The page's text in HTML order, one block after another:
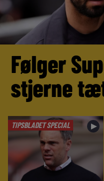
Følger
stjerne
TIPSBLADET SPECIAL ►